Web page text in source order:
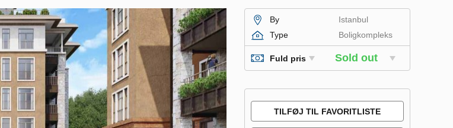
By
Istanbul
Type
Boligkompleks
Fuld pris Sold out
TILFØJ TIL FAVORITLISTE